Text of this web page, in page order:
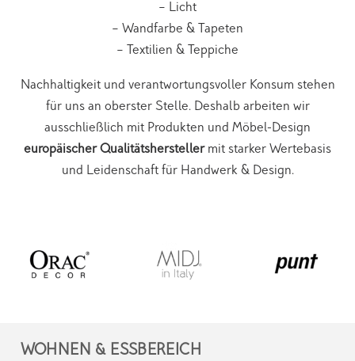
– Licht
– Wandfarbe & Tapeten
– Textilien & Teppiche
Nachhaltigkeit und verantwortungsvoller Konsum stehen
für uns an oberster Stelle. Deshalb arbeiten wir
ausschließlich mit Produkten und Möbel-Design
europäischer Qualitätsherstellermit starker Wertebasis
und Leidenschaft für Handwerk & Design.
WOHNEN & ESSBEREICH